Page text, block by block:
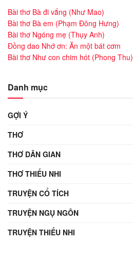
Bài thơ Bà đi vắng (Như Mao)
Bài thơ Bà em (Phạm Đông Hưng)
Bài thơ Ngóng mẹ (Thụy Anh)
Đồng dao Nhớ ơn: Ăn một bát cơm
Bài thơ Như con chim hót (Phong Thu)
Danh mục
GỢI Ý
THƠ
THƠ DÂN GIAN
THƠ THIẾU NHI
TRUYỆN CỔ TÍCH
TRUYỆN NGỤ NGÔN
TRUYỆN THIẾU NHI